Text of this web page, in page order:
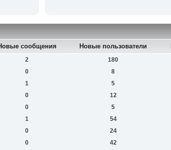
сообщения Новые пользователи
2 180
0 8
1 5
0 12
0 5
1 54
0 24
0 42